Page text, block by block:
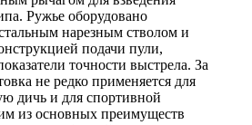
Ружье оборудовано
нарезным стволом и
подачи пули,
точности выстрела. За
не редко применяется для
дичь и для спортивной
из основных преимуществ